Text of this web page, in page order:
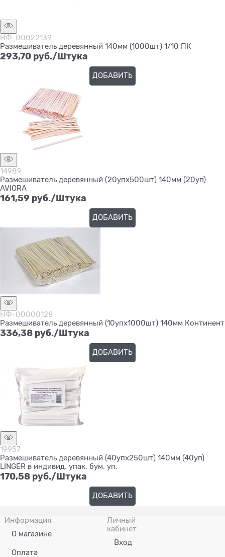
НФ-00022139
Размешиватель деревянный 140мм (1000шт) 1/10 ПК
293,70 руб./Штука
ДОБАВИТЬ
14989
Размешиватель деревянный (20упх500шт) 140мм (20уп)
AVIORA
161,59 руб./Штука
ДОБАВИТЬ
НФ-00000128
Размешиватель деревянный (10упх1000шт) 140мм Континент
336,38 руб./Штука
ДОБАВИТЬ
19957
Размешиватель деревянный (40упх250шт) 140мм (40уп)
LINGER в индивид. упак. бум. уп.
170,58 руб./Штука
ДОБАВИТЬ
Информация
О магазине
Оплата
Личный
кабинет
Вход